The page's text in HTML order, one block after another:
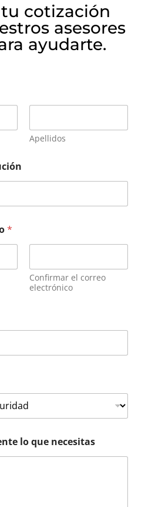
cotización
asesores
ayudarte.
Apellidos
*
Confirmar el correo
electrónico
lo que necesitas